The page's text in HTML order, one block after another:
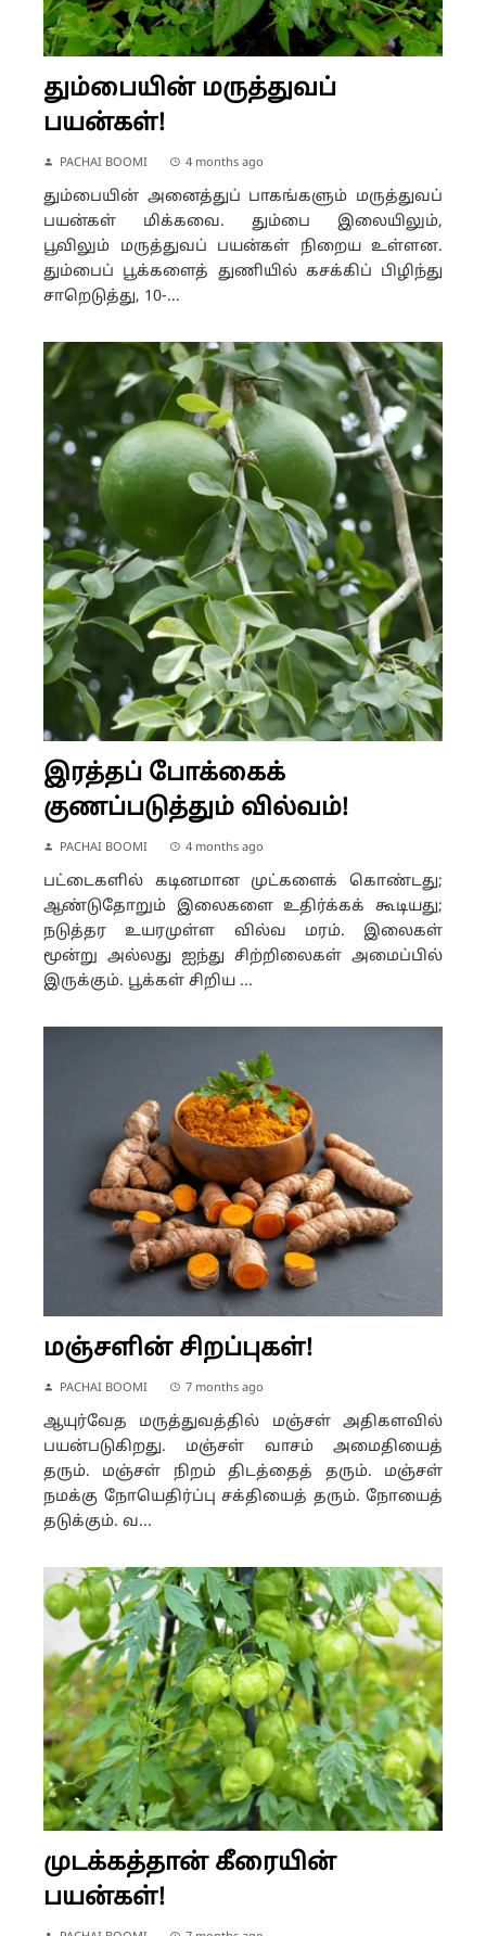
தும்பையின் மருத்துவப்
பயன்கள்!
PACHAI BOOMI 4 months ago
தும்பையின் அனைத்துப் பாகங்களும் மருத்துவப்
பயன்கள் மிக்கவை. தும்பை இலையிலும்,
பூவிலும் மருத்துவப் பயன்கள் நிறைய உள்ளன.
தும்பைப் பூக்களைத் துணியில் கசக்கிப் பிழிந்து
சாறெடுத்து, 10-...
இரத்தப் போக்கைக்
குணப்படுத்தும் வில்வம்!
PACHAI BOOMI 4 months ago
பட்டைகளில் கடினமான முட்களைக் கொண்டது;
ஆண்டுதோறும் இலைகளை உதிர்க்கக் கூடியது;
நடுத்தர உயரமுள்ள வில்வ மரம். இலைகள்
மூன்று அல்லது ஐந்து சிற்றிலைகள் அமைப்பில்
இருக்கும். பூக்கள் சிறிய ...
மஞ்சளின் சிறப்புகள்!
PACHAI BOOMI 7 months ago
ஆயுர்வேத மருத்துவத்தில் மஞ்சள் அதிகளவில்
பயன்படுகிறது. மஞ்சள் வாசம் அமைதியைத்
தரும். மஞ்சள் நிறம் திடத்தைத் தரும். மஞ்சள்
நமக்கு நோயெதிர்ப்பு சக்தியைத் தரும். நோயைத்
தடுக்கும். வ...
முடக்கத்தான் கீரையின்
பயன்கள்!